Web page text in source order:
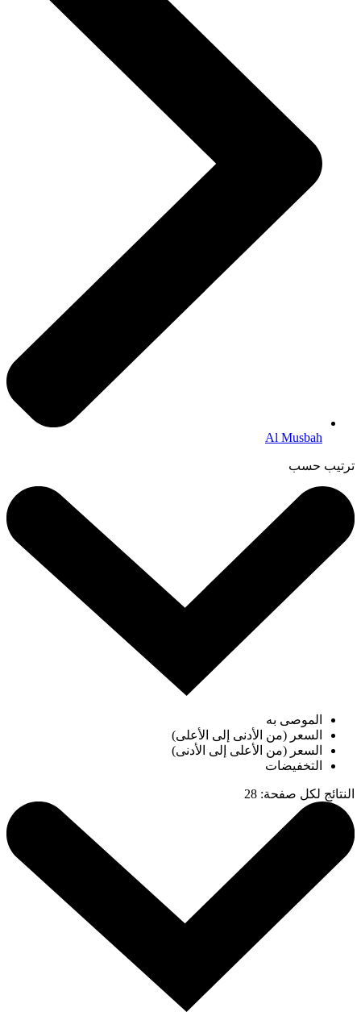
Al Musbah
ترتيب حسب
الموصى به
السعر (من الأدنى إلى الأعلى)
السعر (من الأعلى إلى الأدنى)
التخفيضات
النتائج لكل صفحة:
28